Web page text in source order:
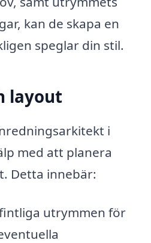
kan de skapa en
speglar din stil.
layout
i
med att planera
Detta innebär:
utrymmen för